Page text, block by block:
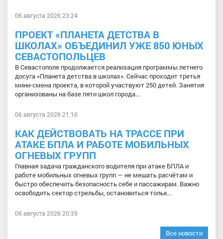
06 августа 2026 23:24
ПРОЕКТ «ПЛАНЕТА ДЕТСТВА В
ШКОЛАХ» ОБЪЕДИНИЛ УЖЕ 850 ЮНЫХ
СЕВАСТОПОЛЬЦЕВ
В Севастополе продолжается реализация программы летнего
досуга «Планета детства в школах». Сейчас проходит третья
мини-смена проекта, в которой участвуют 250 детей. Занятия
организованы на базе пяти школ города...
06 августа 2026 21:10
КАК ДЕЙСТВОВАТЬ НА ТРАССЕ ПРИ
АТАКЕ БПЛА И РАБОТЕ МОБИЛЬНЫХ
ОГНЕВЫХ ГРУПП
Главная задача гражданского водителя при атаке БПЛА и
работе мобильных огневых групп — не мешать расчётам и
быстро обеспечить безопасность себе и пассажирам. Важно
освободить сектор стрельбы, остановиться тольк...
06 августа 2026 20:35
Все новости